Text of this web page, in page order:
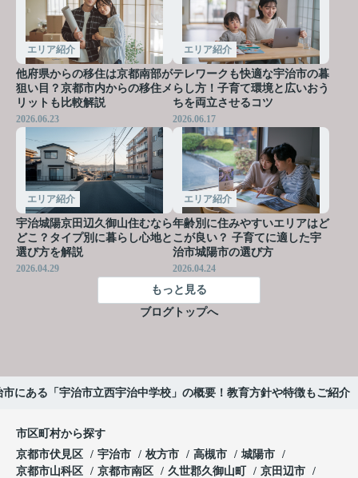
エリア紹介
他府県からの移住は京都南部が
狙い目？京都市内からの移住メ
リットも比較解説
2026.06.23
エリア紹介
テレワークも快適な宇治市の暮
らし方！子育て環境と広いおう
ちを両立させるコツ
2026.06.17
エリア紹介
宇治城陽京田辺久御山住むなら
どこ？タイプ別に暮らし心地と
選び方を解説
2026.04.29
エリア紹介
年齢別に住みやすいエリアはど
こが良い？ 子育てに適した宇
治市城陽市の選び方
2026.04.24
もっと見る
ブログトップへ
市にある「宇治市立西宇治中学校」の概要！教育方針や特徴もご紹介
市区町村から探す
京都市伏見区
宇治市 枚方市 高槻市
城陽市
京都市山科区
京都市南区 久世郡久御山町
京田辺市